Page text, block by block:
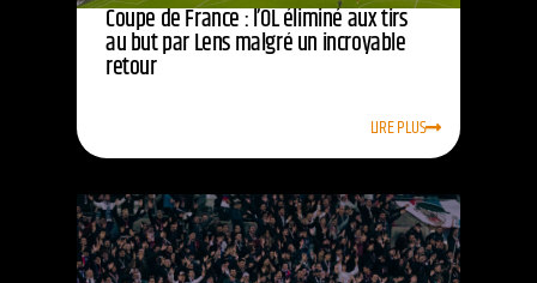
Coupe de France : l’OL éliminé aux tirs
au but par Lens malgré un incroyable
retour
LIRE PLUS